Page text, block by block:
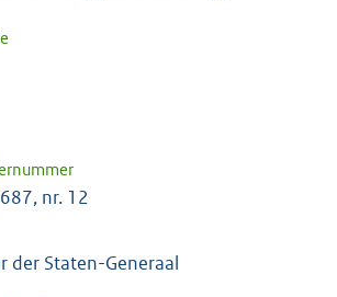
nr. 12
der Staten-Generaal